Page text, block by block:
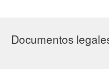
Documentos